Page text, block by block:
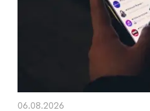
06.08.2026